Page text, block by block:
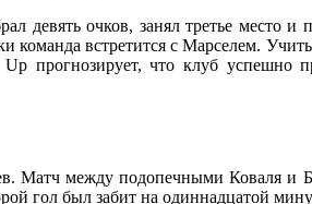
девять очков, занял третье место и
команда встретится с Марселем.
прогнозирует, что клуб успешно
Матч между подопечными Коваля и
гол был забит на одиннадцатой